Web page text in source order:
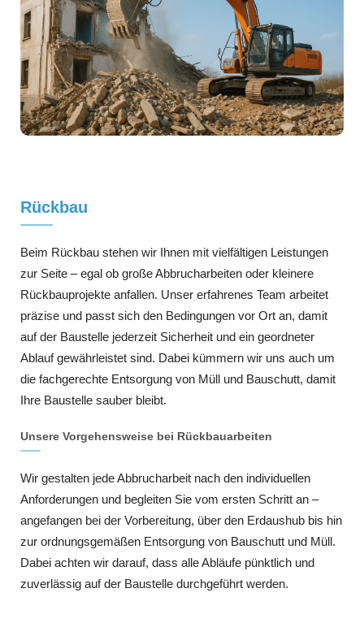
Rückbau
Beim Rückbau stehen wir Ihnen mit vielfältigen Leistungen
zur Seite – egal ob große Abbrucharbeiten oder kleinere
Rückbauprojekte anfallen. Unser erfahrenes Team arbeitet
präzise und passt sich den Bedingungen vor Ort an, damit
auf der Baustelle jederzeit Sicherheit und ein geordneter
Ablauf gewährleistet sind. Dabei kümmern wir uns auch um
die fachgerechte Entsorgung von Müll und Bauschutt, damit
Ihre Baustelle sauber bleibt.
Unsere Vorgehensweise bei Rückbauarbeiten
Wir gestalten jede Abbrucharbeit nach den individuellen
Anforderungen und begleiten Sie vom ersten Schritt an –
angefangen bei der Vorbereitung, über den Erdaushub bis hin
zur ordnungsgemäßen Entsorgung von Bauschutt und Müll.
Dabei achten wir darauf, dass alle Abläufe pünktlich und
zuverlässig auf der Baustelle durchgeführt werden.